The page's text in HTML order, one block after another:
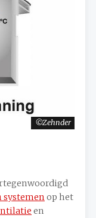
Zehnder
systemen op het
en